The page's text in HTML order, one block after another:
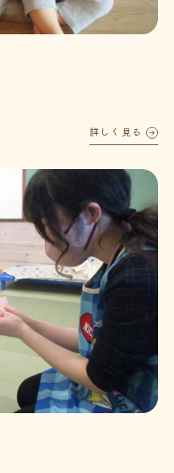
詳しく見る